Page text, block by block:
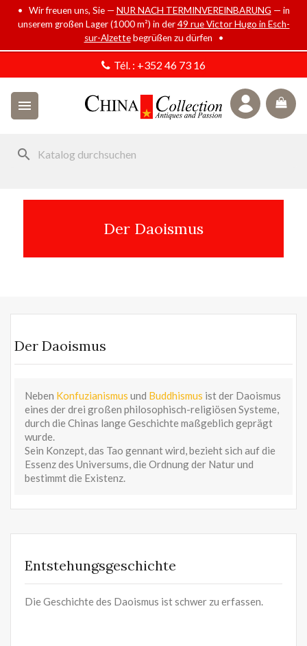
• Wir freuen uns, Sie — NUR NACH TERMINVEREINBARUNG — in
unserem großen Lager (1000 m²) in der49 rue Victor Hugo in Esch-
sur-Alzettebegrüßen zu dürfen •
Tél. : +352 46 73 16

search
Der Daoismus
Der Daoismus
Neben Konfuzianismus und Buddhismus ist der Daoismus
eines der drei großen philosophisch-religiösen Systeme,
durch die Chinas lange Geschichte maßgeblich geprägt
wurde.
Sein Konzept, das Tao gennant wird, bezieht sich auf die
Essenz des Universums, die Ordnung der Natur und
bestimmt die Existenz.
Entstehungsgeschichte
Die Geschichte des Daoismus ist schwer zu erfassen.